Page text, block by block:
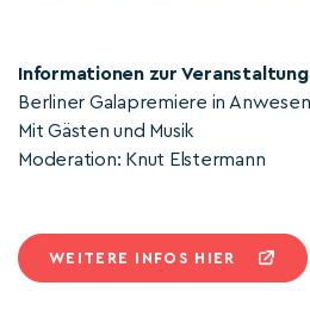
Informationen zur
Berliner Galapremiere in
Mit Gästen und Musik
Moderation: Knut Elstermann
WEITERE INFOS HIER